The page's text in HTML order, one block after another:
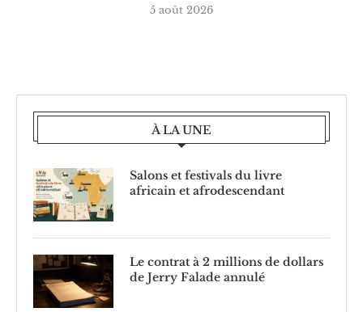
5 août 2026
À LA UNE
Salons et festivals du livre
africain et afrodescendant
Le contrat à 2 millions de dollars
de Jerry Falade annulé